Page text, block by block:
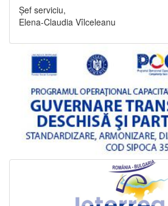
Șef serviciu,
Elena-Claudia Vîlceleanu